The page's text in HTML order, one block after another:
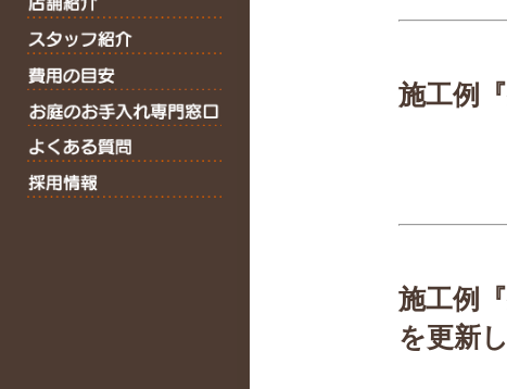
施工例
施工例
を更新